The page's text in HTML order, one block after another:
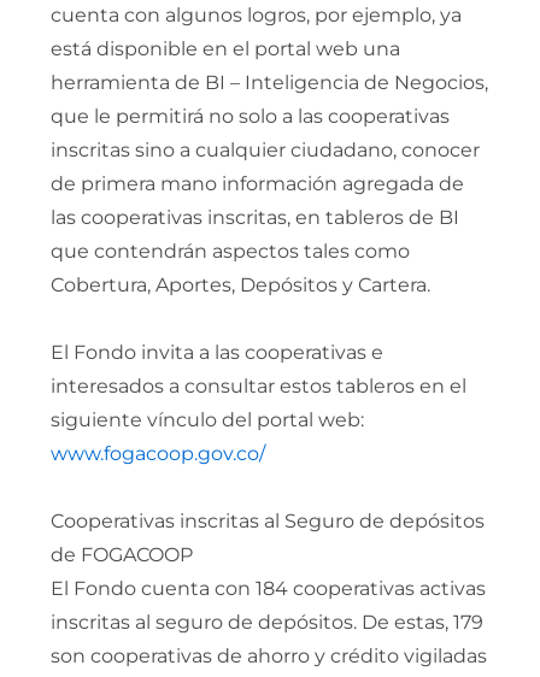
cuenta con algunos logros, por ejemplo, ya
está disponible en el portal web una
herramienta de BI – Inteligencia de Negocios,
que le permitirá no solo a las cooperativas
inscritas sino a cualquier ciudadano, conocer
de primera mano información agregada de
las cooperativas inscritas, en tableros de BI
que contendrán aspectos tales como
Cobertura, Aportes, Depósitos y Cartera.
El Fondo invita a las cooperativas e
interesados a consultar estos tableros en el
siguiente vínculo del portal web:
www.fogacoop.gov.co/
Cooperativas inscritas al Seguro de depósitos
de FOGACOOP
El Fondo cuenta con 184 cooperativas activas
inscritas al seguro de depósitos. De estas, 179
son cooperativas de ahorro y crédito vigiladas